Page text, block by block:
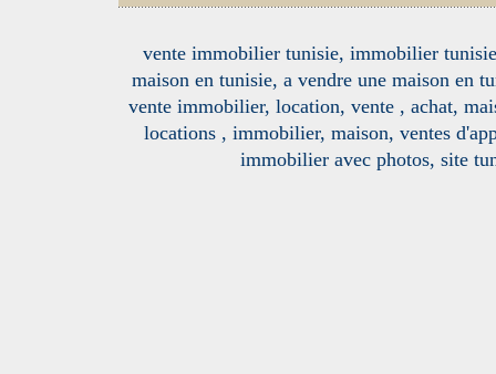
vente immobilier tunisie, immobilier
maison en tunisie, a vendre une maison en
vente immobilier, location, vente , achat,
locations , immobilier, maison, ventes
immobilier avec photos, site